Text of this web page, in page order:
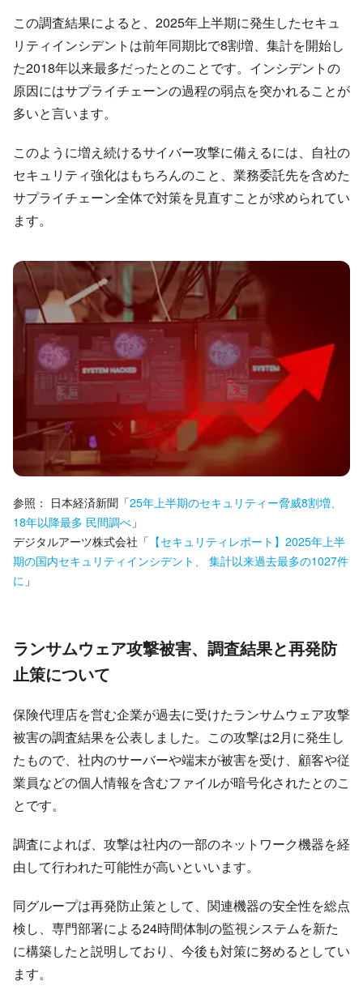
この調査結果によると、2025年上半期に発生したセキュ
リティインシデントは前年同期比で8割増、集計を開始し
た2018年以来最多だったとのことです。インシデントの
原因にはサプライチェーンの過程の弱点を突かれることが
多いと言います。
このように増え続けるサイバー攻撃に備えるには、自社の
セキュリティ強化はもちろんのこと、業務委託先を含めた
サプライチェーン全体で対策を見直すことが求められてい
ます。
参照： 日本経済新聞 「25年上半期のセキュリティー脅威8割増、
18年以降最多 民間調べ 」
デジタルアーツ株式会社 「 【セキュリティレポート】2025年上半
期の国内セキュリティインシデント、 集計以来過去最多の1027件
に 」
ランサムウェア攻撃被害、調査結果と再発防
止策について
保険代理店を営む企業が過去に受けたランサムウェア攻撃
被害の調査結果を公表しました。この攻撃は2月に発生し
たもので、社内のサーバーや端末が被害を受け、顧客や従
業員などの個人情報を含むファイルが暗号化されたとのこ
とです。
調査によれば、攻撃は社内の一部のネットワーク機器を経
由して行われた可能性が高いといいます。
同グループは再発防止策として、関連機器の安全性を総点
検し、専門部署による24時間体制の監視システムを新た
に構築したと説明しており、今後も対策に努めるとしてい
ます。